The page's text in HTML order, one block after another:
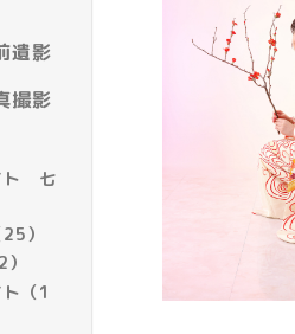
遺影
撮影
ト 七
）
（1